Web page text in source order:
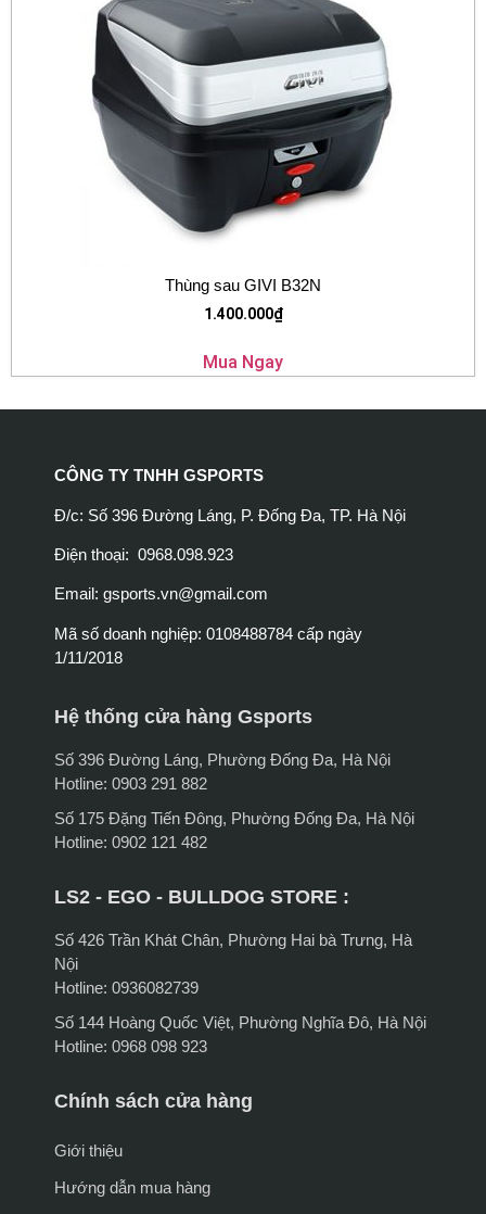
Thùng sau GIVI B32N
1.400.000₫
Mua Ngay
CÔNG TY TNHH GSPORTS
Đ/c: Số 396 Đường Láng, P. Đống Đa, TP. Hà Nội
Điện thoại: 0968.098.923
Email: gsports.vn@gmail.com
Mã số doanh nghiệp: 0108488784 cấp ngày
1/11/2018
Hệ thống cửa hàng Gsports
Số 396 Đường Láng, Phường Đống Đa, Hà Nội
Hotline: 0903 291 882
Số 175 Đặng Tiến Đông, Phường Đống Đa, Hà Nội
Hotline: 0902 121 482
LS2 - EGO - BULLDOG STORE :
Số 426 Trần Khát Chân, Phường Hai bà Trưng, Hà
Nội
Hotline: 0936082739
Số 144 Hoàng Quốc Việt, Phường Nghĩa Đô, Hà Nội
Hotline: 0968 098 923
Chính sách cửa hàng
Giới thiệu
Hướng dẫn mua hàng